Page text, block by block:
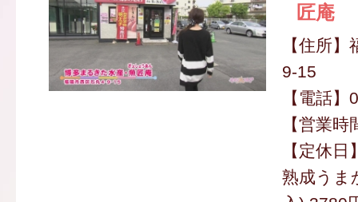
匠庵
【住所
9-15
【電話
【営業
【定休
熟成うま